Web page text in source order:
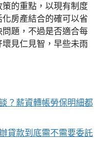
的重點，以現有制度
房產結合的確可以省
題，不過是否適合每
見仁見智，早些未雨
？薪資轉帳勞保明細都
貸款到底需不需要委託